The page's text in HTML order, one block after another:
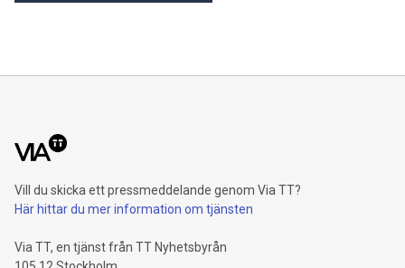
Vill du skicka ett pressmeddelande genom Via TT?
Här hittar du mer information om tjänsten
Via TT, en tjänst från TT Nyhetsbyrån